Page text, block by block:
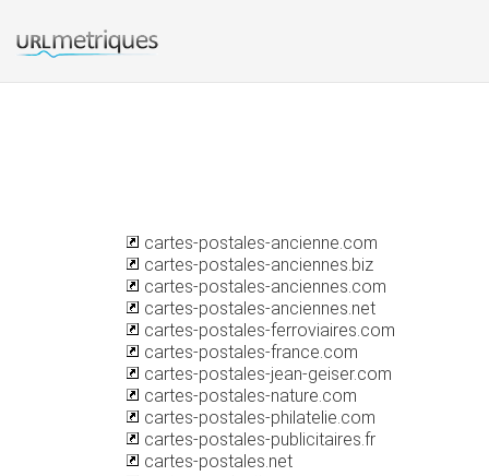
cartes-postales-ancienne.com
cartes-postales-anciennes.biz
cartes-postales-anciennes.com
cartes-postales-anciennes.net
cartes-postales-ferroviaires.com
cartes-postales-france.com
cartes-postales-jean-geiser.com
cartes-postales-nature.com
cartes-postales-philatelie.com
cartes-postales-publicitaires.fr
cartes-postales.net